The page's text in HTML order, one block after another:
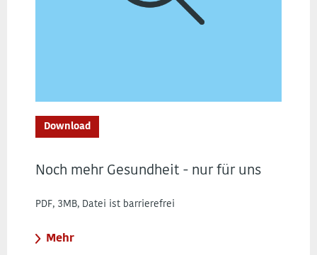
Download
Noch mehr Gesundheit - nur für uns
PDF, 3MB, Datei ist barrierefrei
Mehr